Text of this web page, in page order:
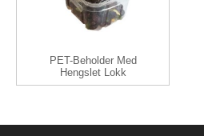
PET-Beholder Med
Hengslet Lokk